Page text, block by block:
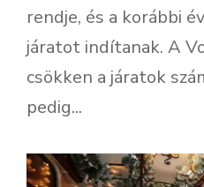
rendje, és a korábbi
járatot indítanak. A
csökken a járatok
pedig...